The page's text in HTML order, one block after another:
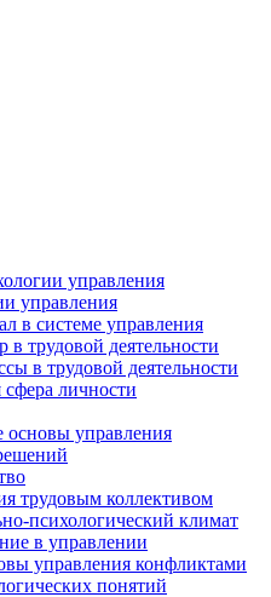
управления
управления
в системе управления
в трудовой деятельности
в трудовой деятельности
личности
основы управления
трудовым коллективом
психологический климат
в управлении
управления конфликтами
понятий